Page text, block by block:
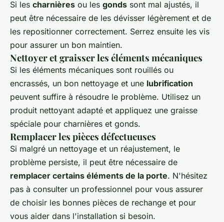
Si les charnières ou les gonds sont mal ajustés, il
peut être nécessaire de les dévisser légèrement et de
les repositionner correctement. Serrez ensuite les vis
pour assurer un bon maintien.
Nettoyer et graisser les éléments mécaniques
Si les éléments mécaniques sont rouillés ou
encrassés, un bon nettoyage et une lubrification
peuvent suffire à résoudre le problème. Utilisez un
produit nettoyant adapté et appliquez une graisse
spéciale pour charnières et gonds.
Remplacer les pièces défectueuses
Si malgré un nettoyage et un réajustement, le
problème persiste, il peut être nécessaire de
remplacer certains éléments de la porte. N'hésitez
pas à consulter un professionnel pour vous assurer
de choisir les bonnes pièces de rechange et pour
vous aider dans l'installation si besoin.